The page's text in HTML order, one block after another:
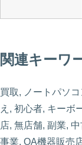
関連キーワ
買取, ノートパソ
え, 初心者, キーボ
店, 無店舗, 副業,
事業, OA機器販売